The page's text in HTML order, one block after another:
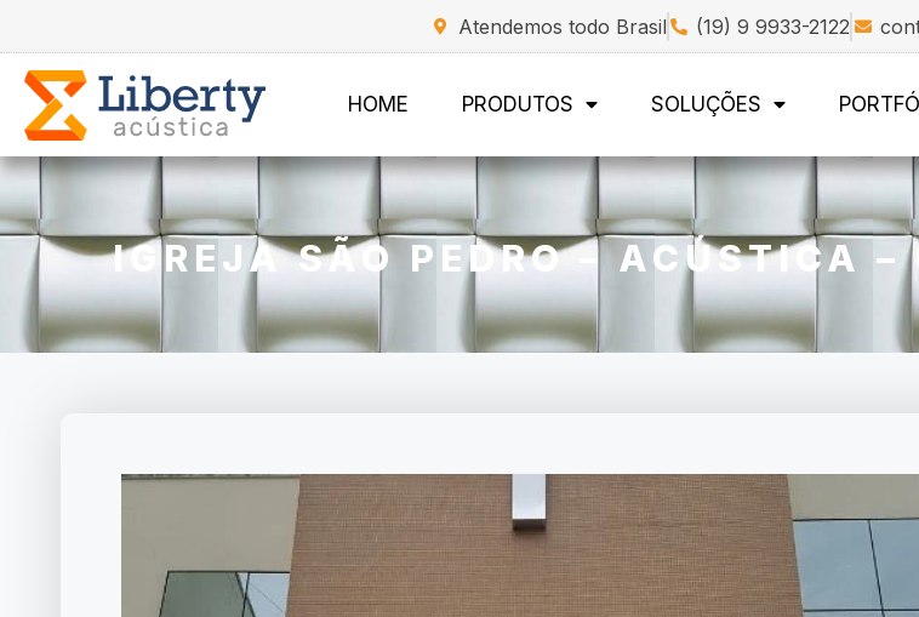
Atendemos todo Brasil (19) 9 9933-2122
HOME PRODUTOS SOLUÇÕES
IGREJA SÃO PEDRO – ACÚSTICA